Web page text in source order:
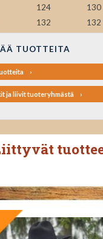
124
130
132 132
TUOTTEITA
ja liivit tuoteryhmästä
TARJOUS